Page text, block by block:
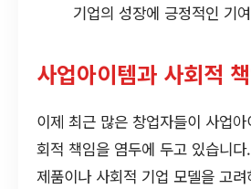
기업의 성장에 긍정적인 기
사업아이템과 사회적
이제 최근 많은 창업자들이 사업
회적 책임을 염두에 두고 있습니
제품이나 사회적 기업 모델을 고